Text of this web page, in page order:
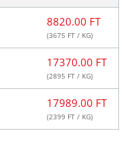
8820.00 FT
(3675 FT / KG)
17370.00 FT
(2895 FT / KG)
17989.00 FT
(2399 FT / KG)